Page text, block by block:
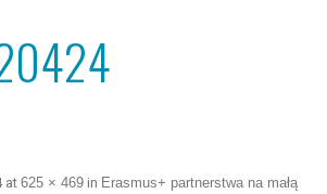
at 625 × 469 in Erasmus+ partnerstwa na małą